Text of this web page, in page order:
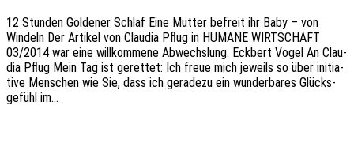
12 Stun­den Golde­ner Schlaf Eine Mutter befreit ihr Baby – von
Windeln Der Arti­kel von Clau­dia Pflug in HUMANE WIRTSCHAFT
03/2014 war eine will­kom­me­ne Abwechs­lung. Eckbert Vogel An Clau­
dia Pflug Mein Tag ist geret­tet: Ich freue mich jeweils so über initia­
ti­ve Menschen wie Sie, dass ich gera­de­zu ein wunder­ba­res Glücks­
ge­fühl im…